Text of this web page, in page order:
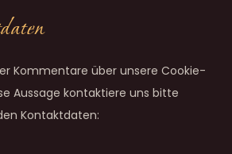
Kommentare über unsere Cookie-
Aussage kontaktiere uns bitte
Kontaktdaten: